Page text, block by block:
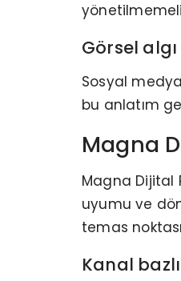
Görsel
Sosyal
bu anlatım
Magna
Magna Dijital
uyumu ve
temas
Kanal